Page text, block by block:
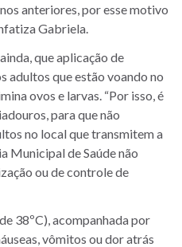
anteriores, por esse motivo
Gabriela.
que aplicação de
adultos que estão voando no
ovos e larvas. “Por isso, é
para que não
no local que transmitem a
Municipal de Saúde não
ou de controle de
38ºC), acompanhada por
vômitos ou dor atrás